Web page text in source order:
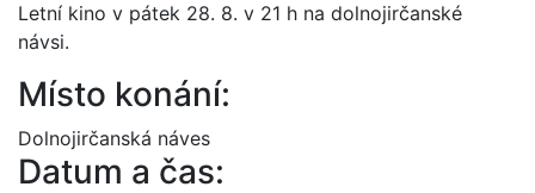
Letní kino v pátek 28. 8. v 21 h na dolnojirčanské
návsi.
Místo konání:
Dolnojirčanská náves
Datum a čas: